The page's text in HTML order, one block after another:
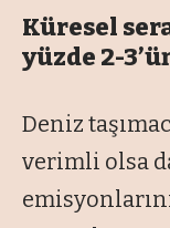
Küresel
yüzde 2-
Deniz
verimli olsa